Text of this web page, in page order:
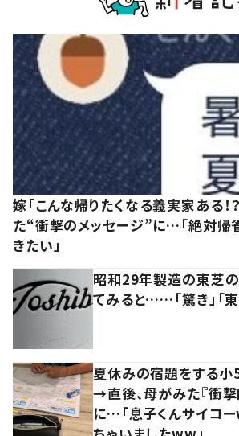
嫁「こんな帰りたくなる義実家ある！
た“衝撃のメッセージ”に…「絶対帰省
きたい」
昭和29年製造の東芝
てみると……「驚き」「
夏休みの宿題をする小
→直後、母がみた『衝撃
に…「息子くんサイコー